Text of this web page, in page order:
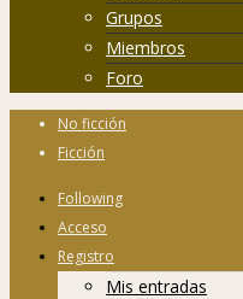
Grupos
Miembros
Foro
No ficción
Ficción
Following
Acceso
Registro
Mis entradas